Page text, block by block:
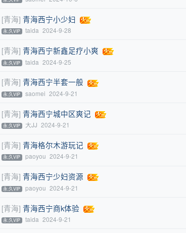
[青海] 青海西宁小少妇
永.久VIP taida 2024-9-28
[青海] 青海西宁新鑫足疗小爽
永.久VIP taida 2024-9-25
[青海] 青海西宁半套一般
永.久VIP saomei 2024-9-21
[青海] 青海西宁城中区爽记
永.久VIP 大JJ 2024-9-21
[青海] 青海格尔木游玩记
永.久VIP paoyou 2024-9-21
[青海] 青海西宁少妇资源
永.久VIP paoyou 2024-9-21
[青海] 青海西宁商k体验
永.久VIP taida 2024-9-21